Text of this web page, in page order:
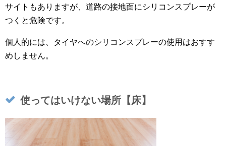
サイトもありますが、道路の接地面にシリコンスプレーが
つくと危険です。
個人的には、タイヤへのシリコンスプレーの使用はおすす
めしません。
使ってはいけない場所【床】